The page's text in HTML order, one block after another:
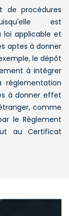
de procédures
est
loi applicable et
aptes à donner
le dépôt
à intégrer
à donner effet
comme
le Règlement
au Certificat